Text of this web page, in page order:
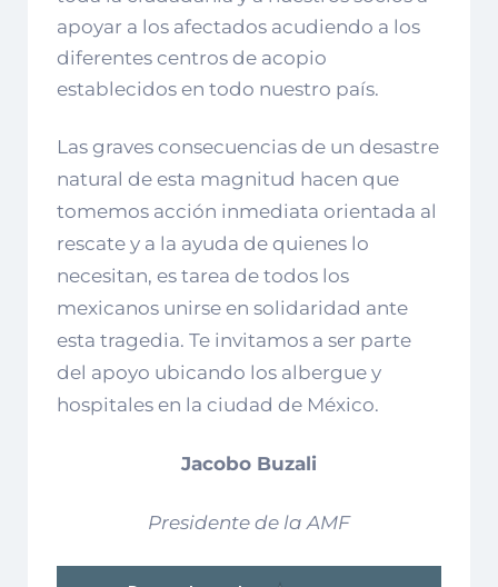
apoyar a los afectados acudiendo a los
diferentes centros de acopio
establecidos en todo nuestro país.
Las graves consecuencias de un desastre
natural de esta magnitud hacen que
tomemos acción inmediata orientada al
rescate y a la ayuda de quienes lo
necesitan, es tarea de todos los
mexicanos unirse en solidaridad ante
esta tragedia. Te invitamos a ser parte
del apoyo ubicando los albergue y
hospitales en la ciudad de México.
Jacobo Buzali
Presidente de la AMF